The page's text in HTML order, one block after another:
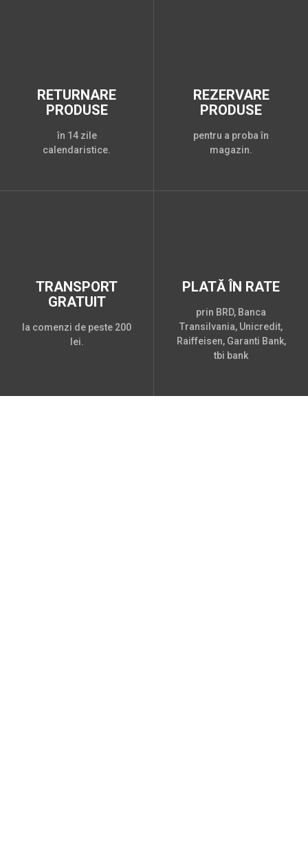
RETURNARE
PRODUSE
în 14 zile
calendaristice.
REZERVARE
PRODUSE
pentru a proba în
magazin.
TRANSPORT
GRATUIT
la comenzi de peste 200
lei.
PLATĂ ÎN RATE
prin BRD, Banca
Transilvania, Unicredit,
Raiffeisen, Garanti Bank,
tbi bank